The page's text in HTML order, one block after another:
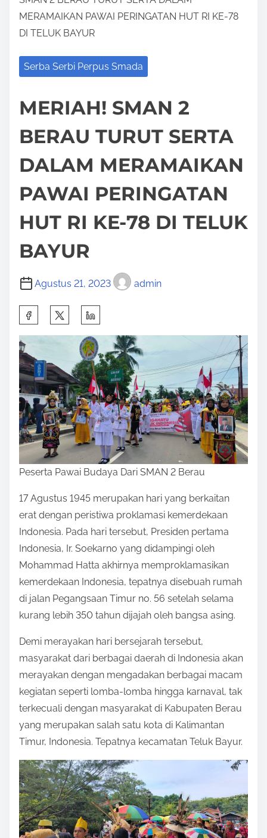
MERAMAIKAN PAWAI PERINGATAN HUT RI KE-78
DI TELUK BAYUR
Serba Serbi Perpus Smada
MERIAH! SMAN 2
BERAU TURUT SERTA
DALAM MERAMAIKAN
PAWAI PERINGATAN
HUT RI KE-78 DI TELUK
BAYUR
Agustus 21, 2023 admin
a
r
e
t
h
i
s
p
s
t
o
n
:
Peserta Pawai Budaya Dari SMAN 2 Berau
17 Agustus 1945 merupakan hari yang berkaitan
erat dengan peristiwa proklamasi kemerdekaan
Indonesia. Pada hari tersebut, Presiden pertama
Indonesia, Ir. Soekarno yang didampingi oleh
Mohammad Hatta akhirnya memproklamasikan
kemerdekaan Indonesia, tepatnya disebuah rumah
di jalan Pegangsaan Timur no. 56 setelah selama
kurang lebih 350 tahun dijajah oleh bangsa asing.
Demi merayakan hari bersejarah tersebut,
masyarakat dari berbagai daerah di Indonesia akan
merayakan dengan mengadakan berbagai macam
kegiatan seperti lomba-lomba hingga karnaval, tak
terkecuali dengan masyarakat di Kabupaten Berau
yang merupakan salah satu kota di Kalimantan
Timur, Indonesia. Tepatnya kecamatan Teluk Bayur.